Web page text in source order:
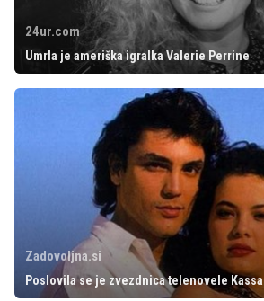
24ur.com
Umrla je ameriška igralka Valerie Perrine
Zadovoljna.si
Poslovila se je zvezdnica telenovele